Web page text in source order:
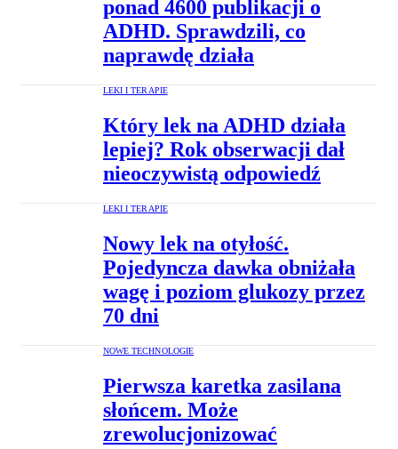
ponad 4600 publikacji o
ADHD. Sprawdzili, co
naprawdę działa
LEKI I TERAPIE
Który lek na ADHD działa
lepiej? Rok obserwacji dał
nieoczywistą odpowiedź
LEKI I TERAPIE
Nowy lek na otyłość.
Pojedyncza dawka obniżała
wagę i poziom glukozy przez
70 dni
NOWE TECHNOLOGIE
Pierwsza karetka zasilana
słońcem. Może
zrewolucjonizować